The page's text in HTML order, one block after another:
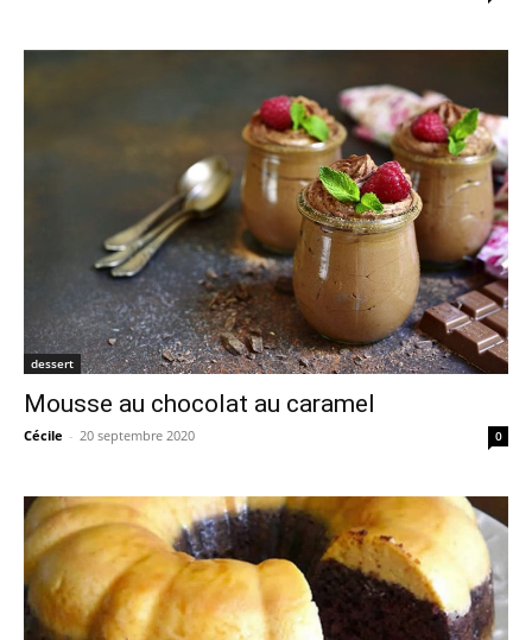
dessert
Mousse au chocolat au caramel
Cécile - 20 septembre 2020 0